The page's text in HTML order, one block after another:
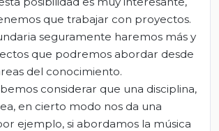
que trabajar con proyectos.
seguramente haremos más y
que podremos abordar desde
del conocimiento.
considerar que una disciplina,
en cierto modo nos da una
ejemplo, si abordamos la música